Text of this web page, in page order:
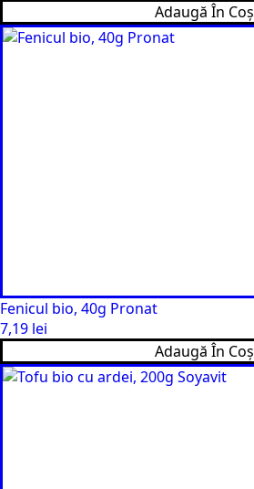
Adaugă În Coș
Fenicul bio, 40g Pronat
7,19 lei
Adaugă În Coș